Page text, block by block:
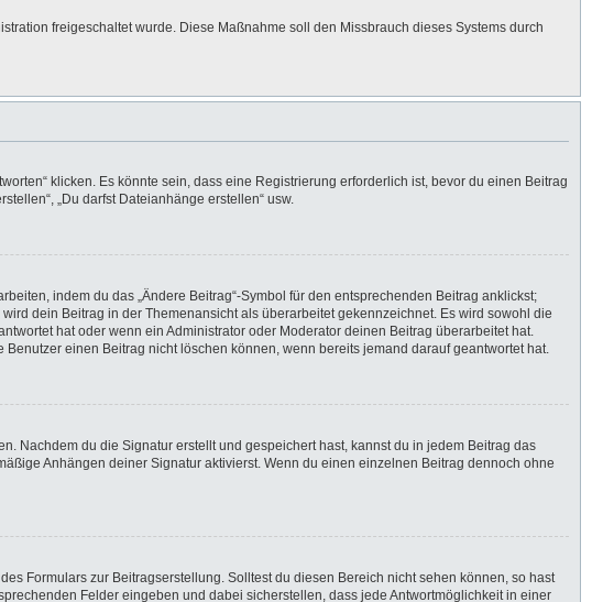
freigeschaltet wurde. Diese Maßnahme soll den Missbrauch dieses Systems durch
klicken. Es könnte sein, dass eine Registrierung erforderlich ist, bevor du einen Beitrag
„Du darfst Dateianhänge erstellen“ usw.
indem du das „Ändere Beitrag“-Symbol für den entsprechenden Beitrag anklickst;
dein Beitrag in der Themenansicht als überarbeitet gekennzeichnet. Es wird sowohl die
hat oder wenn ein Administrator oder Moderator deinen Beitrag überarbeitet hat.
einen Beitrag nicht löschen können, wenn bereits jemand darauf geantwortet hat.
Nachdem du die Signatur erstellt und gespeichert hast, kannst du in jedem Beitrag das
Anhängen deiner Signatur aktivierst. Wenn du einen einzelnen Beitrag dennoch ohne
Formulars zur Beitragserstellung. Solltest du diesen Bereich nicht sehen können, so hast
Felder eingeben und dabei sicherstellen, dass jede Antwortmöglichkeit in einer